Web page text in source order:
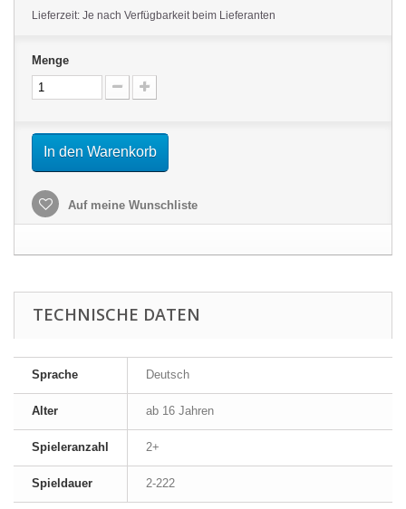
Lieferzeit: Je nach Verfügbarkeit beim Lieferanten
Menge
In den Warenkorb
Auf meine Wunschliste
TECHNISCHE DATEN
Sprache Deutsch
Alter ab 16 Jahren
Spieleranzahl 2+
Spieldauer 2-222